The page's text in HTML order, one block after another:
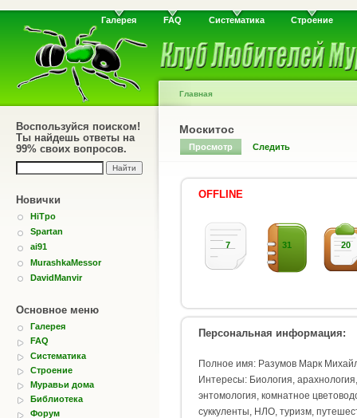
Галерея FAQ Систематика Строение
Воспользуйся поиском!
Ты найдешь ответы на
99% своих вопросов.
Новички
HiTpo
Spartan
ai91
MurashkaMessor
DavidManvir
Основное меню
Галерея
FAQ
Систематика
Строение
Муравьи дома
Библиотека
Форум
Главная
Москитос
Просмотр Следить
OFFLINE
7 31 20
Персональная информация:
Полное имя: Разумов Марк
Интересы: Биология,
энтомология, комнатное
суккуленты, НЛО, туризм,